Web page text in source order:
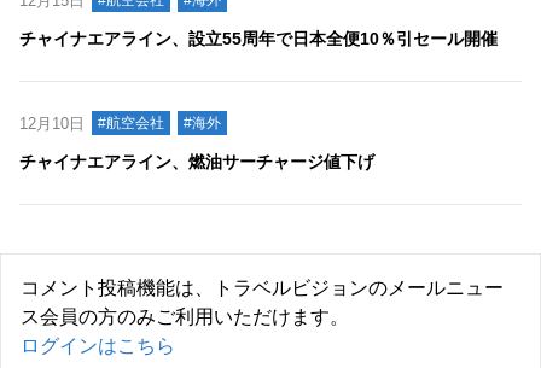
チャイナエアライン、設立55周年で日本全便10％引セール開催
12月10日 #航空会社 #海外
チャイナエアライン、燃油サーチャージ値下げ
コメント投稿機能は、トラベルビジョンのメールニュー
ス会員の方のみご利用いただけます。
ログインはこちら